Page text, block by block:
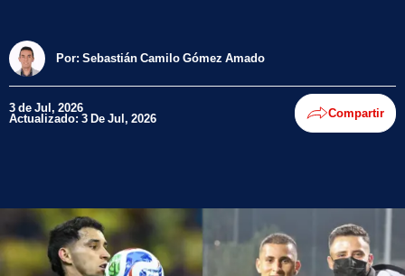
Por: Sebastián Camilo Gómez Amado
3 de Jul, 2026
Actualizado: 3 De Jul, 2026 Compartir